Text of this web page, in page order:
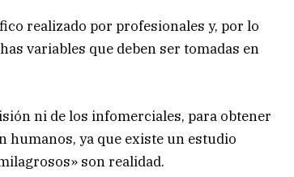
realizado por profesionales y, por lo
variables que deben ser tomadas en
ni de los infomerciales, para obtener
humanos, ya que existe un estudio
son realidad.